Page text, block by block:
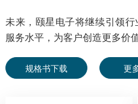
未来，颐星电子将继续引领
服务水平，为客户创造更多价
规格书下载 更